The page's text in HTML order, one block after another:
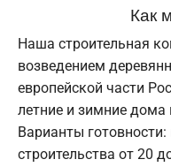
Как
Наша строительная
возведением
европейской части
летние и зимние дома
Варианты
строительства от 20